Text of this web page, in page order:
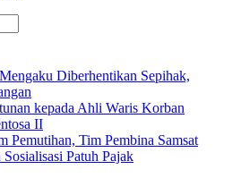
Diberhentikan Sepihak,
kepada Ahli Waris Korban
II
Pemutihan, Tim Pembina Samsat
Patuh Pajak